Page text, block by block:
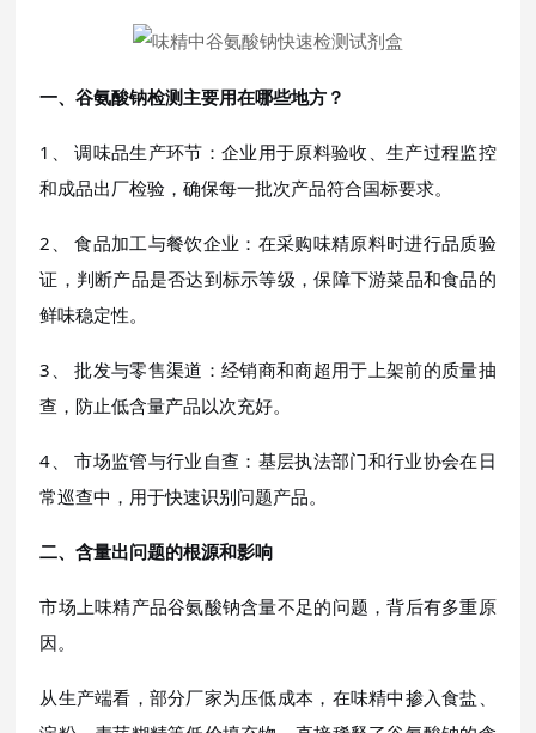
一、谷氨酸钠检测主要用在哪些地方？
1、 调味品生产环节：企业用于原料验收、生产过程监控
和成品出厂检验，确保每一批次产品符合国标要求。
2、 食品加工与餐饮企业：在采购味精原料时进行品质验
证，判断产品是否达到标示等级，保障下游菜品和食品的
鲜味稳定性。
3、 批发与零售渠道：经销商和商超用于上架前的质量抽
查，防止低含量产品以次充好。
4、 市场监管与行业自查：基层执法部门和行业协会在日
常巡查中，用于快速识别问题产品。
二、含量出问题的根源和影响
市场上味精产品谷氨酸钠含量不足的问题，背后有多重原
因。
从生产端看，部分厂家为压低成本，在味精中掺入食盐、